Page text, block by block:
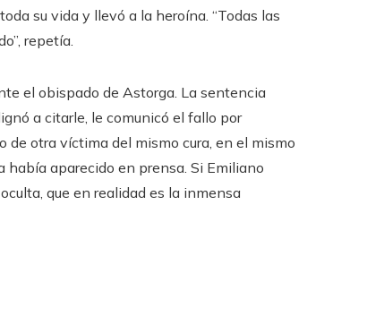
su vida y llevó a la heroína. “Todas las
repetía.
el obispado de Astorga. La sentencia
a citarle, le comunicó el fallo por
otra víctima del mismo cura, en el mismo
había aparecido en prensa. Si Emiliano
que en realidad es la inmensa